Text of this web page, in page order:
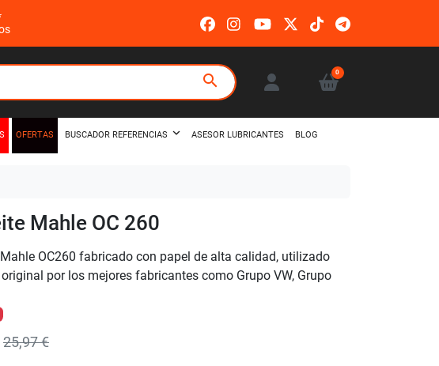
search 0
OFERTAS BUSCADOR REFERENCIAS ASESOR LUBRICANTES BLOG
Mahle OC 260
OC260 fabricado con papel de alta calidad, utilizado
por los mejores fabricantes como Grupo VW, Grupo
25,97 €